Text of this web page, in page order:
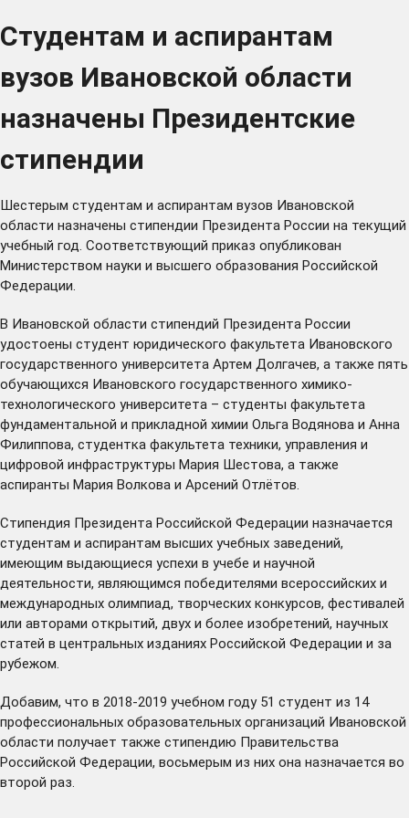
Студентам и аспирантам
вузов Ивановской области
назначены Президентские
стипендии
Шестерым студентам и аспирантам вузов Ивановской
области назначены стипендии Президента России на текущий
учебный год. Соответствующий приказ опубликован
Министерством науки и высшего образования Российской
Федерации.
В Ивановской области стипендий Президента России
удостоены студент юридического факультета Ивановского
государственного университета Артем Долгачев, а также пять
обучающихся Ивановского государственного химико-
технологического университета – студенты факультета
фундаментальной и прикладной химии Ольга Водянова и Анна
Филиппова, студентка факультета техники, управления и
цифровой инфраструктуры Мария Шестова, а также
аспиранты Мария Волкова и Арсений Отлётов.
Стипендия Президента Российской Федерации назначается
студентам и аспирантам высших учебных заведений,
имеющим выдающиеся успехи в учебе и научной
деятельности, являющимся победителями всероссийских и
международных олимпиад, творческих конкурсов, фестивалей
или авторами открытий, двух и более изобретений, научных
статей в центральных изданиях Российской Федерации и за
рубежом.
Добавим, что в 2018-2019 учебном году 51 студент из 14
профессиональных образовательных организаций Ивановской
области получает также стипендию Правительства
Российской Федерации, восьмерым из них она назначается во
второй раз.